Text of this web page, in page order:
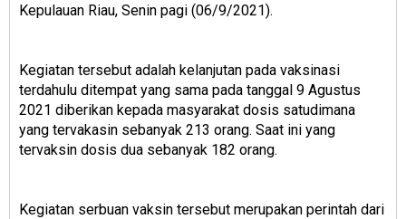
Kepulauan Riau, Senin pagi (06/9/2021).
Kegiatan tersebut adalah kelanjutan pada vaksinasi
terdahulu ditempat yang sama pada tanggal 9 Agustus
2021 diberikan kepada masyarakat dosis satudimana
yang tervakasin sebanyak 213 orang. Saat ini yang
tervaksin dosis dua sebanyak 182 orang.
Kegiatan serbuan vaksin tersebut merupakan perintah dari